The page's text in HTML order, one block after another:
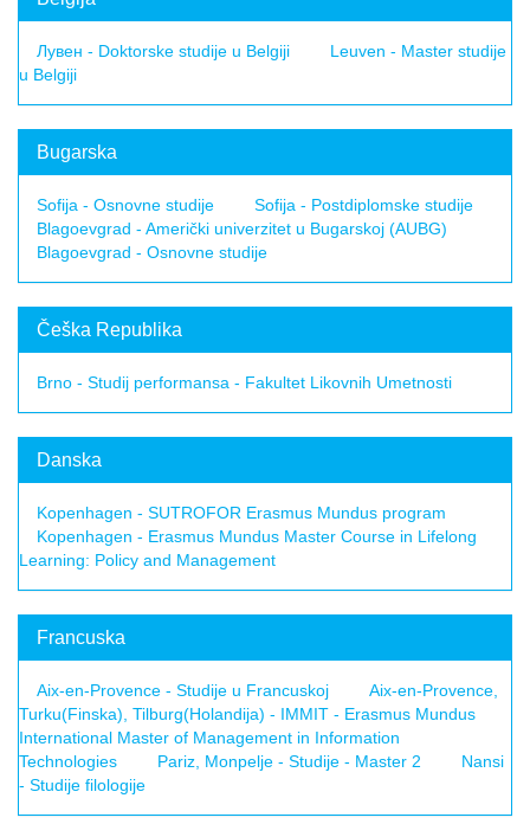
Лувен - Doktorske studije u Belgiji
Leuven - Master studije
u Belgiji
Bugarska
Sofija - Osnovne studije
Sofija - Postdiplomske studije
Blagoevgrad - Američki univerzitet u Bugarskoj (AUBG)
Blagoevgrad - Osnovne studije
Češka Republika
Brno - Studij performansa - Fakultet Likovnih Umetnosti
Danska
Kopenhagen - SUTROFOR Erasmus Mundus program
Kopenhagen - Erasmus Mundus Master Course in Lifelong
Learning: Policy and Management
Francuska
Aix-en-Provence - Studije u Francuskoj
Aix-en-Provence,
Turku(Finska), Tilburg(Holandija) - IMMIT - Erasmus Mundus
International Master of Management in Information
Technologies
Pariz, Monpelje - Studije - Master 2
Nansi
- Studije filologije